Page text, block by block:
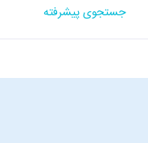
جستجوی پیشرفته